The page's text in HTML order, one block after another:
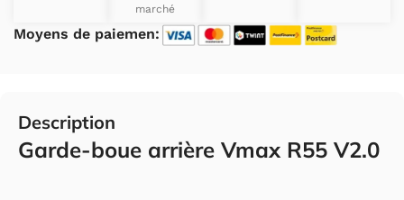
marché
Moyens de paiemen:
Description
Garde-boue arrière Vmax R55 V2.0